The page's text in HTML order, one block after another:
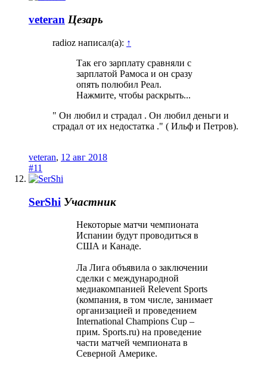
veteran Цезарь
radioz написал(а): ↑
Так его зарплату сравняли с
зарплатой Рамоса и он сразу
опять полюбил Реал.
Нажмите, чтобы раскрыть...
" Он любил и страдал . Он любил деньги и
страдал от их недостатка ." ( Ильф и Петров).
veteran, 12 авг 2018
#11
SerShi Участник
Некоторые матчи чемпионата
Испании будут проводиться в
США и Канаде.
Ла Лига объявила о заключении
сделки с международной
медиакомпанией Relevent Sports
(компания, в том числе, занимает
организацией и проведением
International Champions Cup –
прим. Sports.ru) на проведение
части матчей чемпионата в
Северной Америке.